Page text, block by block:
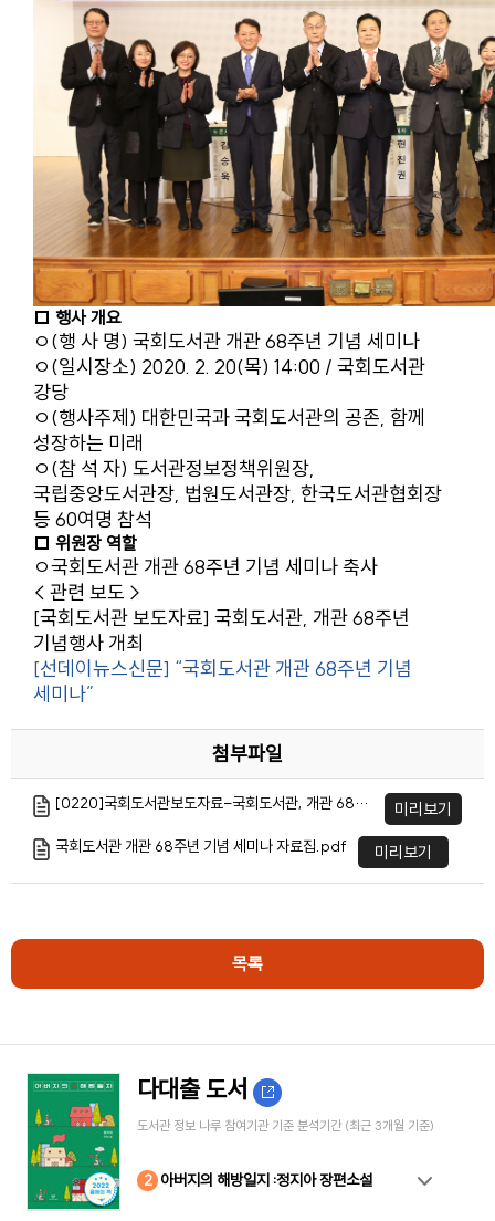
□ 행사 개요
ㅇ(행 사 명) 국회도서관 개관 68주년 기념 세미나
ㅇ(일시장소) 2020. 2. 20(목) 14:00 / 국회도서관
강당
ㅇ(행사주제) 대한민국과 국회도서관의 공존, 함께
성장하는 미래
ㅇ(참 석 자) 도서관정보정책위원장,
국립중앙도서관장, 법원도서관장, 한국도서관협회장
등 60여명 참석
□ 위원장 역할
ㅇ국회도서관 개관 68주년 기념 세미나 축사
< 관련 보도 >
[국회도서관 보도자료] 국회도서관, 개관 68주년
기념행사 개최
[선데이뉴스신문] “국회도서관 개관 68주년 기념
세미나”
첨부파일
[0220]국회도서관보도자료-국회도서관, 개관 68주년 기념행사 개최.hwp 미리보기
국회도서관 개관 68주년 기념 세미나 자료집.pdf 미리보기
목록
다대출 도서
도서관 정보 나루 참여기관 기준 분석기간 (최근 3개월 기준)
1
2 아버지의 해방일지 :정지아 장편소설
3
4
5
6
7
8
9
10